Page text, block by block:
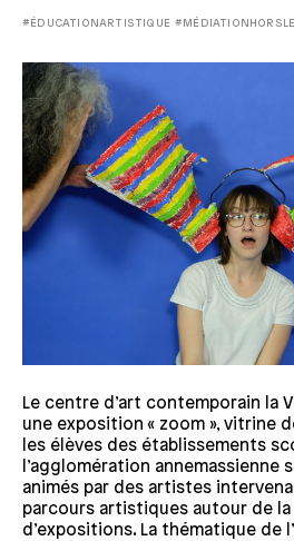
#ÉDUCATIONARTISTIQUE
Le centre d’art contemporain la
une exposition « zoom », vitrine
les élèves des établissements
l’agglomération annemassienne
animés par des artistes
parcours artistiques autour de
d’expositions. La thématique de